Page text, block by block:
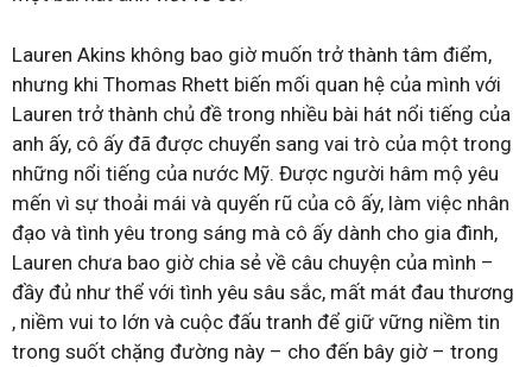
Lauren Akins không bao giờ muốn trở thành tâm điểm,
nhưng khi Thomas Rhett biến mối quan hệ của mình với
Lauren trở thành chủ đề trong nhiều bài hát nổi tiếng của
anh ấy, cô ấy đã được chuyển sang vai trò của một trong
những nổi tiếng của nước Mỹ. Được người hâm mộ yêu
mến vì sự thoải mái và quyến rũ của cô ấy, làm việc nhân
đạo và tình yêu trong sáng mà cô ấy dành cho gia đình,
Lauren chưa bao giờ chia sẻ về câu chuyện của mình –
đầy đủ như thể với tình yêu sâu sắc, mất mát đau thương
, niềm vui to lớn và cuộc đấu tranh để giữ vững niềm tin
trong suốt chặng đường này – cho đến bây giờ – trong